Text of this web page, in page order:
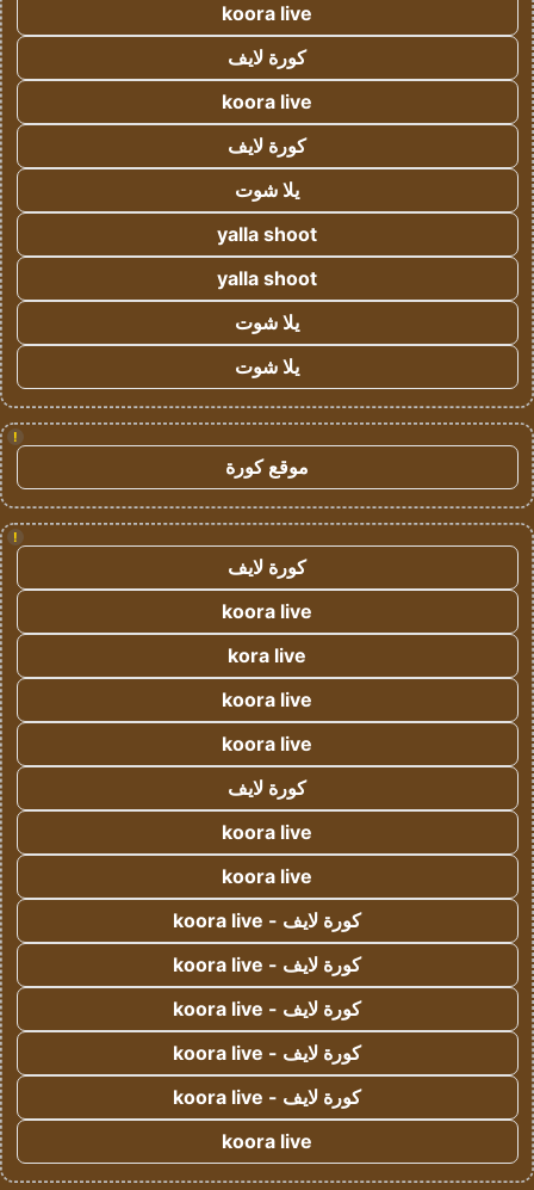
koora live
كورة لايف
koora live
كورة لايف
يلا شوت
yalla shoot
yalla shoot
يلا شوت
يلا شوت
!
موقع كورة
!
كورة لايف
koora live
kora live
koora live
koora live
كورة لايف
koora live
koora live
كورة لايف - koora live
كورة لايف - koora live
كورة لايف - koora live
كورة لايف - koora live
كورة لايف - koora live
koora live